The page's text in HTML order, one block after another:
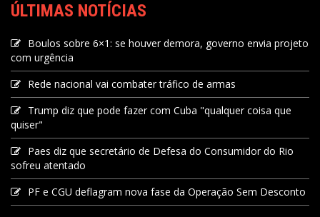
ÚLTIMAS NOTÍCIAS
Boulos sobre 6×1: se houver demora, governo envia projeto
com urgência
Rede nacional vai combater tráfico de armas
Trump diz que pode fazer com Cuba "qualquer coisa que
quiser"
Paes diz que secretário de Defesa do Consumidor do Rio
sofreu atentado
PF e CGU deflagram nova fase da Operação Sem Desconto